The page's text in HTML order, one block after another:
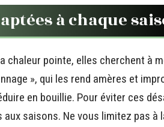
à chaque
chaleur pointe, elles cherchent à
», qui les rend amères et
en bouillie. Pour éviter ces
saisons. Ne vous limitez pas à